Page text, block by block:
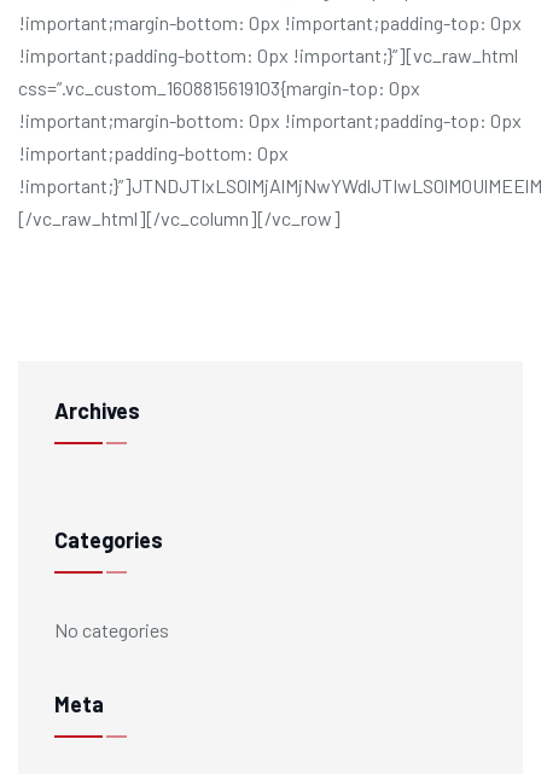
Archives
Categories
No categories
Meta